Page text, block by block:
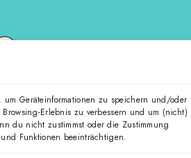
Geräteinformationen zu speichern und/oder
Erlebnis zu verbessern und um (nicht)
du nicht zustimmst oder die Zustimmung
Funktionen beeinträchtigen.